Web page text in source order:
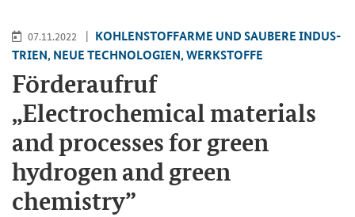
07.11.2022
KOH­LEN­STOFF­AR­ME UND SAU­BE­RE IN­DUS­
TRIEN, NEUE TECH­NO­LO­GIEN, WERK­STOF­FE
För­der­auf­ruf
„Electrochemical materials
and processes for green
hydrogen and green
chemistry”